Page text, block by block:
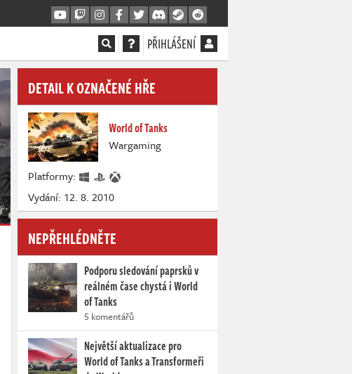
PŘIHLÁŠENÍ
DETAIL K OZNAČENÉ HŘE
World of Tanks
Wargaming
Platformy:
Vydání: 12. 8. 2010
NEPŘEHLÉDNĚTE
Podporu sledování paprsků v
reálném čase chystá i World
of Tanks
5 komentářů
Největší aktualizace pro
World of Tanks a Transformeři